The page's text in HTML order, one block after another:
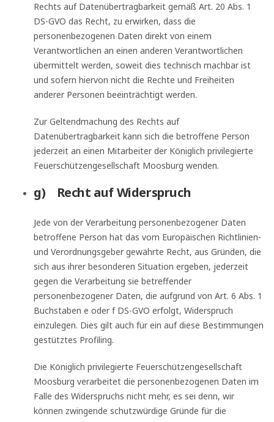
Rechts auf Datenübertragbarkeit gemäß Art. 20 Abs. 1
DS-GVO das Recht, zu erwirken, dass die
personenbezogenen Daten direkt von einem
Verantwortlichen an einen anderen Verantwortlichen
übermittelt werden, soweit dies technisch machbar ist
und sofern hiervon nicht die Rechte und Freiheiten
anderer Personen beeinträchtigt werden.
Zur Geltendmachung des Rechts auf
Datenübertragbarkeit kann sich die betroffene Person
jederzeit an einen Mitarbeiter der Königlich privilegierte
Feuerschützengesellschaft Moosburg wenden.
g) Recht auf Widerspruch
Jede von der Verarbeitung personenbezogener Daten
betroffene Person hat das vom Europäischen Richtlinien-
und Verordnungsgeber gewährte Recht, aus Gründen, die
sich aus ihrer besonderen Situation ergeben, jederzeit
gegen die Verarbeitung sie betreffender
personenbezogener Daten, die aufgrund von Art. 6 Abs. 1
Buchstaben e oder f DS-GVO erfolgt, Widerspruch
einzulegen. Dies gilt auch für ein auf diese Bestimmungen
gestütztes Profiling.
Die Königlich privilegierte Feuerschützengesellschaft
Moosburg verarbeitet die personenbezogenen Daten im
Falle des Widerspruchs nicht mehr, es sei denn, wir
können zwingende schutzwürdige Gründe für die